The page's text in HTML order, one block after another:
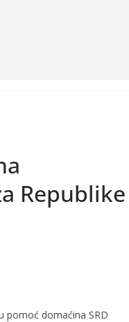
Republike
pomoć domaćina SRD